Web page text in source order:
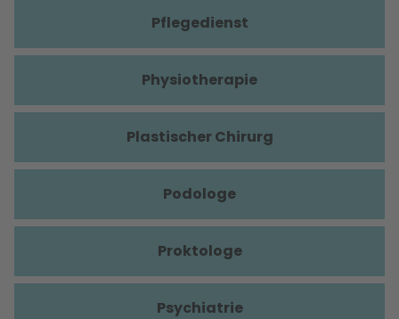
Pflegedienst
Physiotherapie
Plastischer Chirurg
Podologe
Proktologe
Psychiatrie